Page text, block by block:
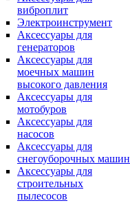
виброплит
Электроинструмент
Аксессуары для
генераторов
Аксессуары для
моечных машин
высокого давления
Аксессуары для
мотобуров
Аксессуары для
насосов
Аксессуары для
снегоуборочных машин
Аксессуары для
строительных
пылесосов